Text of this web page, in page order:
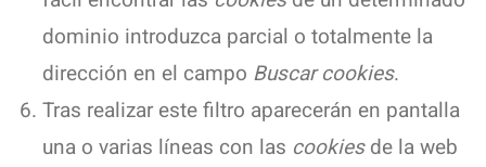
dominio introduzca parcial o totalmente la
dirección en el campo Buscar cookies.
Tras realizar este filtro aparecerán en pantalla
una o varias líneas con las cookiesde la web